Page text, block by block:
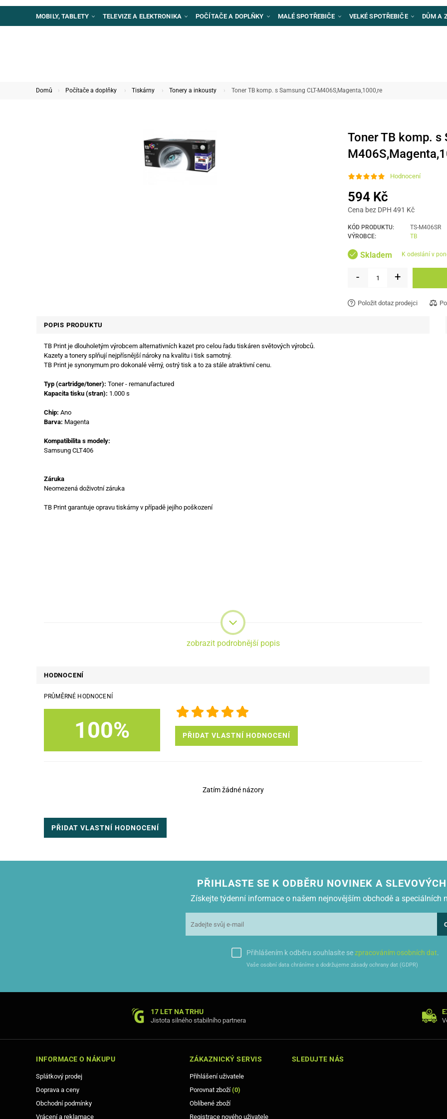
MOBILY, TABLETY TELEVIZE A ELEKTRONIKA POČÍTAČE A DOPLŇKY MALÉ SPOTŘEBIČE VELKÉ SPOTŘEBIČE DŮM A
Domů Počítače a doplňky Tiskárny Tonery a inkousty Toner TB komp. s Samsung CLT-M406S,Magenta,1000,re
Toner TB komp. s
Hodnocení
594 Kč
Cena bez DPH 491 Kč
KÓD PRODUKTU:
TS-M406SR
VÝROBCE:
TB
Skladem k odeslání v
- +
Položit dotaz prodejci
POPIS PRODUKTU
TB Print je dlouholetým výrobcem alternativních kazet pro celou řadu tiskáren světových výrobců.
Kazety a tonery splňují nejpřísnější nároky na kvalitu i tisk samotný.
TB Print je synonymum pro dokonalé věrný, ostrý tisk a to za stále atraktivní cenu.
Typ (cartridge/toner): Toner - remanufactured
Kapacita tisku (stran): 1.000 s
Chip: Ano
Barva: Magenta
Kompatibilita s modely:
Samsung CLT406
Záruka
Neomezená doživotní záruka
TB Print garantuje opravu tiskárny v případě jejího poškození
zobrazit podrobnější popis
HODNOCENÍ
PRŮMĚRNÉ HODNOCENÍ
100% PŘIDAT VLASTNÍ HODNOCENÍ
Zatím žádné názory
PŘIDAT VLASTNÍ HODNOCENÍ
PŘIHLASTE SE K ODBĚRU NOVINEK A
Získejte týdenní informace o našem nejnovějším obchodě a speciálních
Přihlášením k odběru souhlasíte sezpracováním osobních dat.
Vaše osobní data chráníme a dodržujeme zásady ochrany dat (GDPR)
17 LET NA TRHU
Jistota silného stabilního partnera
INFORMACE O NÁKUPU
Splátkový prodej
Doprava a ceny
Obchodní podmínky
Vrácení a reklamace
ZÁKAZNICKÝ SERVIS
Přihlášení uživatele
Porovnat zboží(0)
Oblíbené zboží
Registrace nového uživatele
SLEDUJTE NÁS